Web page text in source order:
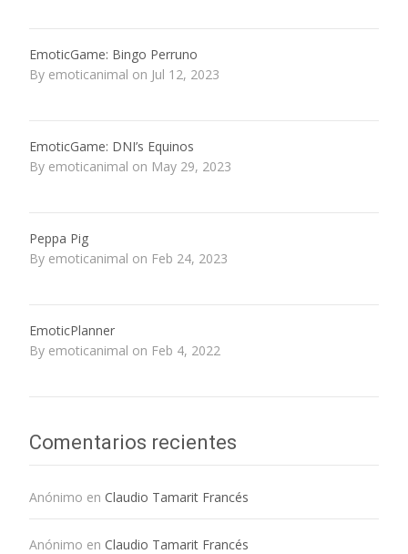
EmoticGame: Bingo Perruno
By emoticanimal on Jul 12, 2023
EmoticGame: DNI’s Equinos
By emoticanimal on May 29, 2023
Peppa Pig
By emoticanimal on Feb 24, 2023
EmoticPlanner
By emoticanimal on Feb 4, 2022
Comentarios recientes
Anónimo en Claudio Tamarit Francés
Anónimo en Claudio Tamarit Francés